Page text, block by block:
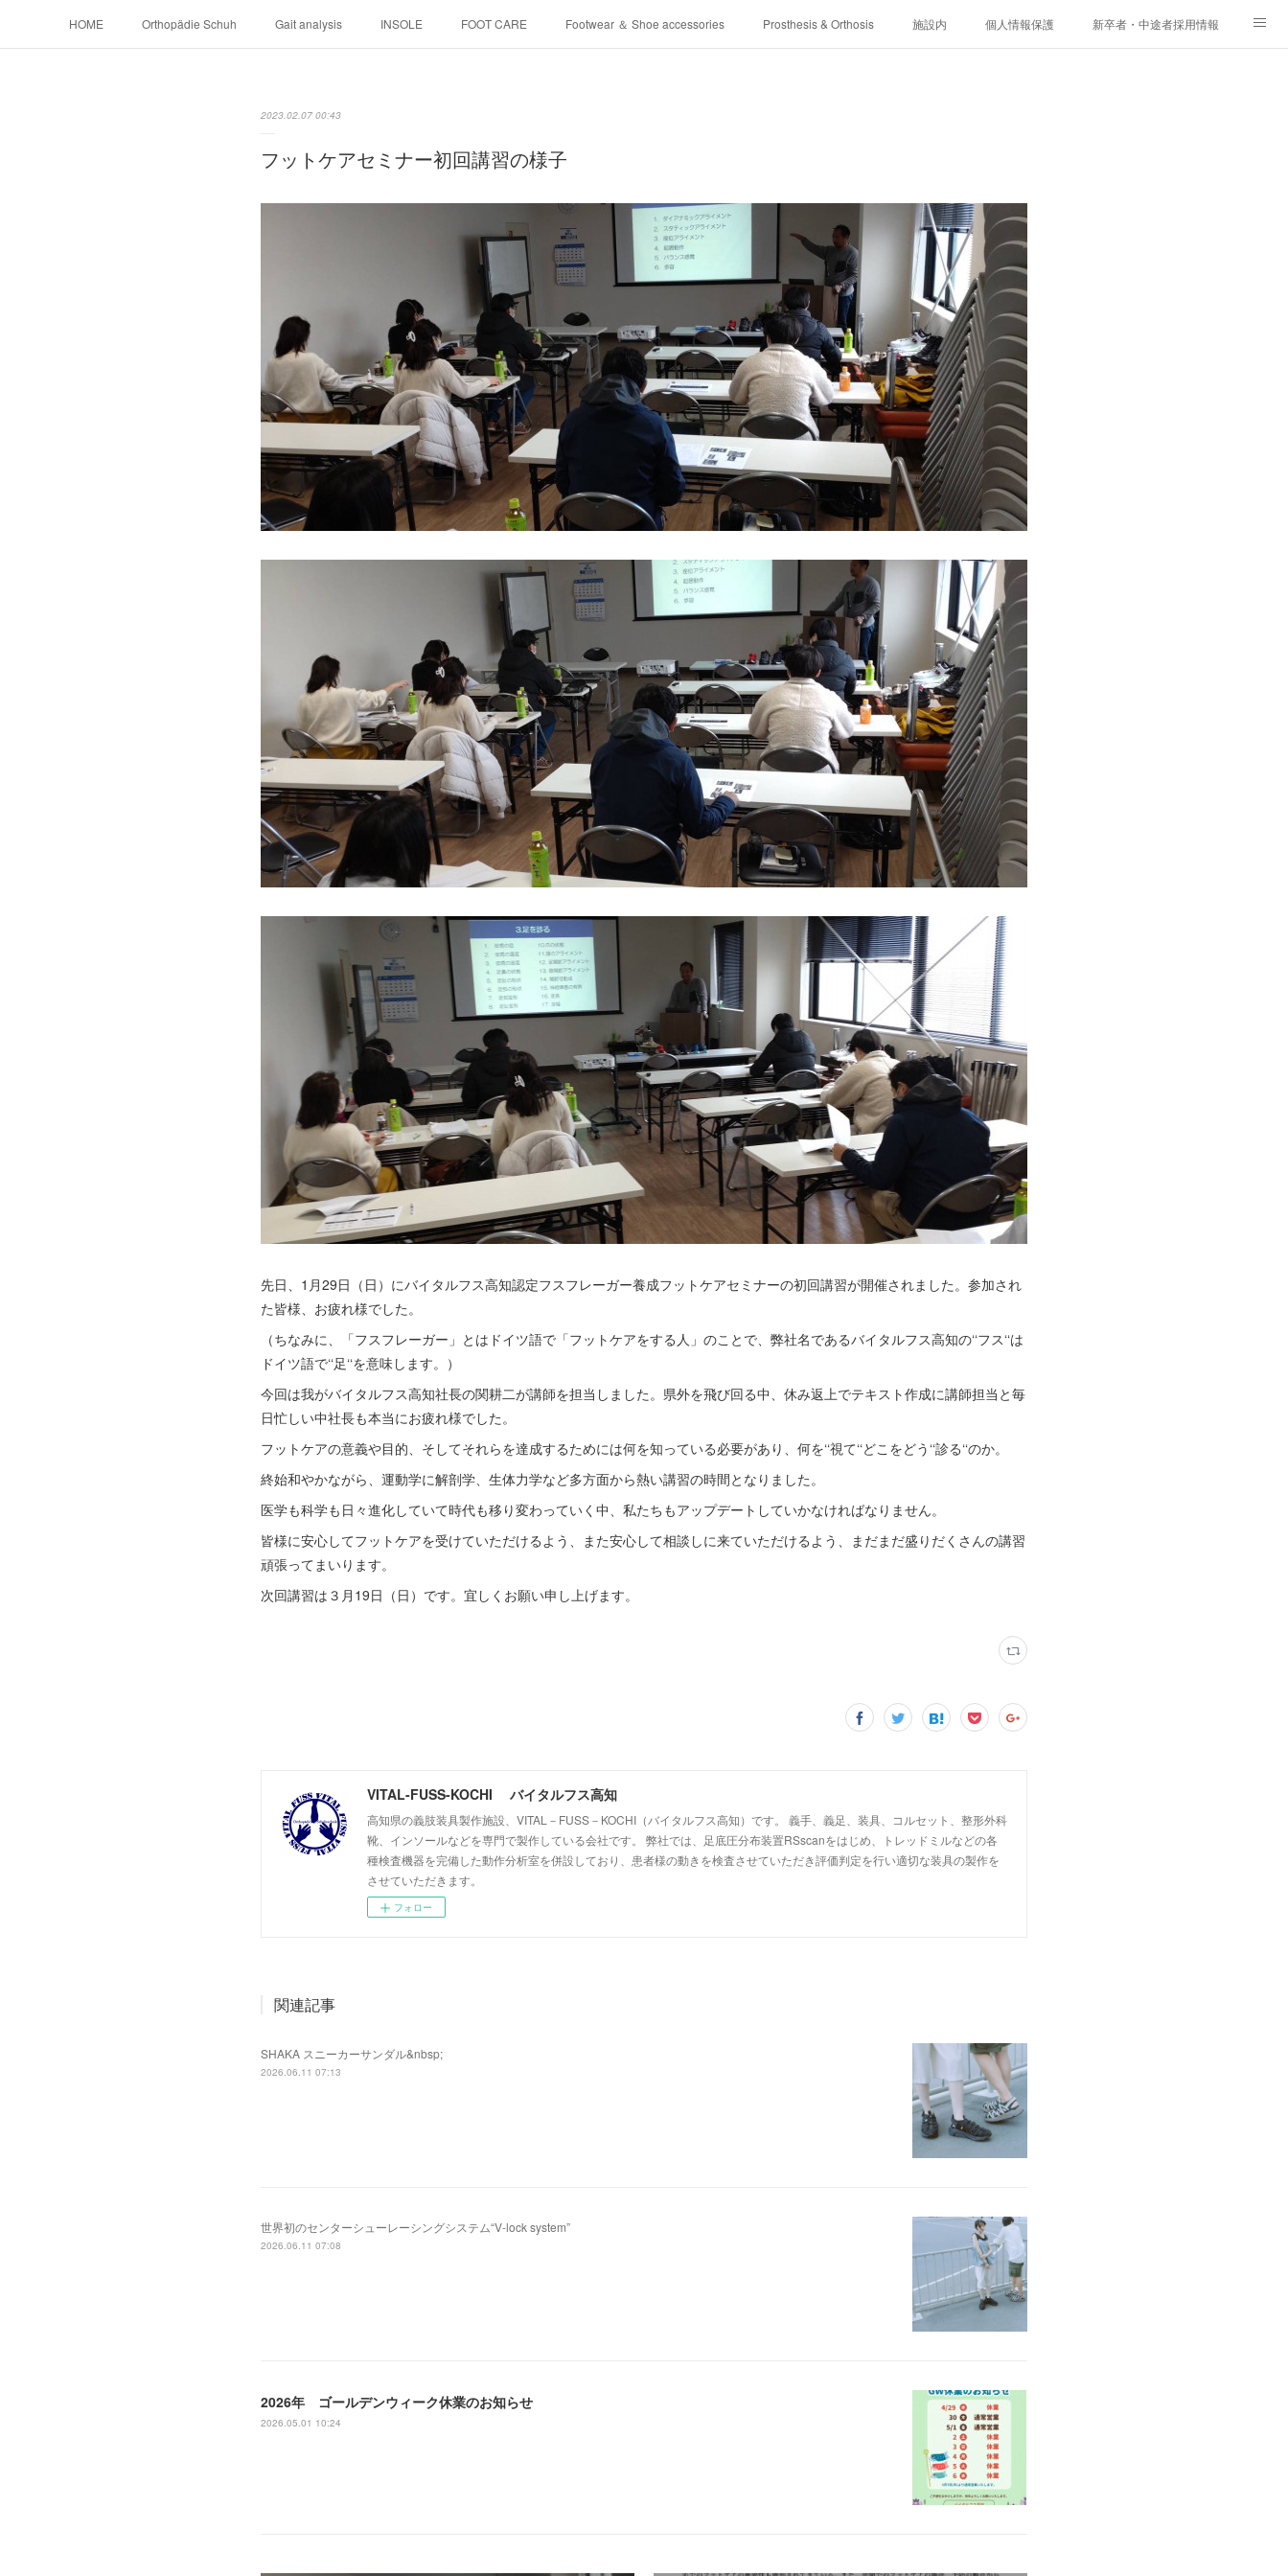
HOME Orthopädie Schuh Gait analysis INSOLE FOOT CARE Footwear ＆ Shoe accessories Prosthesis & Orthosis 施設内 個人情報保護 新卒者・中途者採用情報
2023.02.07 00:43
フットケアセミナー初回講習の様子
先日、1月29日（日）にバイタルフス高知認定フスフレーガー養成フットケアセミナーの初回講習が開催されました。参加され
た皆様、お疲れ様でした。
（ちなみに、「フスフレーガー」とはドイツ語で「フットケアをする人」のことで、弊社名であるバイタルフス高知の‘‘フス‘‘は
ドイツ語で‘‘足‘‘を意味します。）
今回は我がバイタルフス高知社長の関耕二が講師を担当しました。県外を飛び回る中、休み返上でテキスト作成に講師担当と毎
日忙しい中社長も本当にお疲れ様でした。
フットケアの意義や目的、そしてそれらを達成するためには何を知っている必要があり、何を‘‘視て‘‘どこをどう‘‘診る‘‘のか。
終始和やかながら、運動学に解剖学、生体力学など多方面から熱い講習の時間となりました。
医学も科学も日々進化していて時代も移り変わっていく中、私たちもアップデートしていかなければなりません。
皆様に安心してフットケアを受けていただけるよう、また安心して相談しに来ていただけるよう、まだまだ盛りだくさんの講習
頑張ってまいります。
次回講習は３月19日（日）です。宜しくお願い申し上げます。
VITAL-FUSS-KOCHI バイタルフス高知
高知県の義肢装具製作施設、VITAL－FUSS－KOCHI（バイタルフス高知）です。 義手、義足、装具、コルセット、整形外科
靴、インソールなどを専門で製作している会社です。 弊社では、足底圧分布装置RSscanをはじめ、トレッドミルなどの各
種検査機器を完備した動作分析室を併設しており、患者様の動きを検査させていただき評価判定を行い適切な装具の製作を
させていただきます。
フォロー
関連記事
SHAKA スニーカーサンダル&nbsp;
2026.06.11 07:13
世界初のセンターシューレーシングシステム“V-lock system”
2026.06.11 07:08
2026年 ゴールデンウィーク休業のお知らせ
2026.05.01 10:24